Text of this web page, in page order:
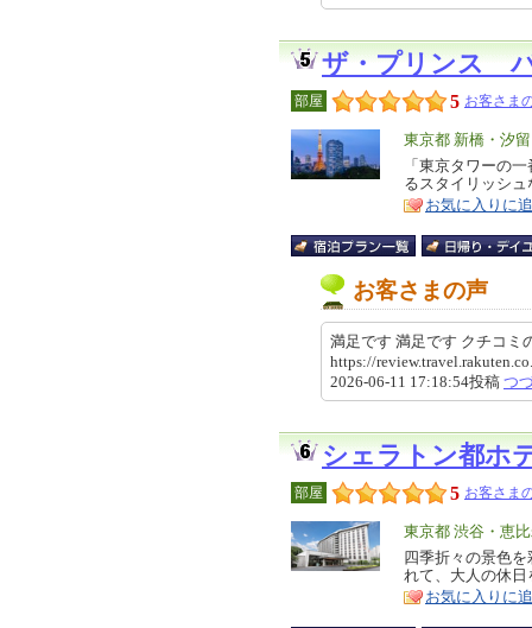
ザ・プリンス
部屋 5 お客さま
エ
リ
ア
東京都 新橋・汐
特
徴
「東京タワーの
るスタイリッシ
お気に入りに
お客さまの声
満足です 満足です クチコ
https://
2026-06-11 17:18:54投稿 つ
シェラトン都ホ
部屋 5 お客さま
エ
リ
ア
東京都 渋谷・恵
特
徴
四季折々の景色
れて、大人の休日
お気に入りに